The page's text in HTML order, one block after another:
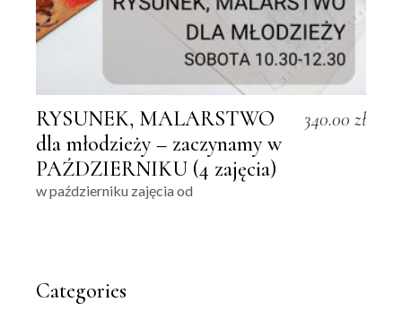
RYSUNEK, MALARSTWO
dla młodzieży – zaczynamy w
PAŹDZIERNIKU (4 zajęcia)
340.00 zł
w październiku zajęcia od
Categories